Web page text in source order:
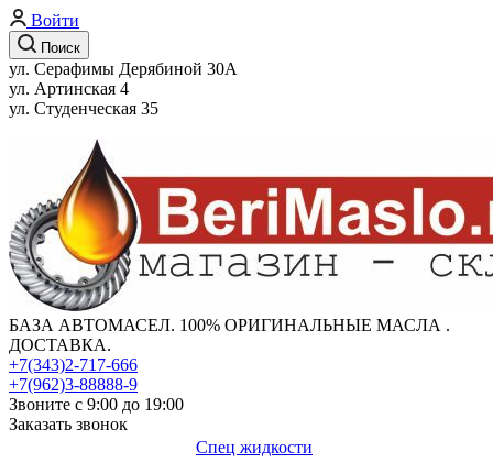
Войти
Поиск
ул. Серафимы Дерябиной 30А
ул. Артинская 4
ул. Студенческая 35
БАЗА АВТОМАСЕЛ. 100% ОРИГИНАЛЬНЫЕ МАСЛА .
ДОСТАВКА.
+7(343)2-717-666
+7(962)3-88888-9
Звоните с 9:00 до 19:00
Заказать звонок
Спец жидкости